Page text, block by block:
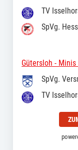
TV
SpVg.
Gütersloh -
SpVg.
TV